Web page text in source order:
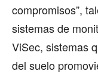
compromisos”,
sistemas de
ViSec, sistemas
del suelo